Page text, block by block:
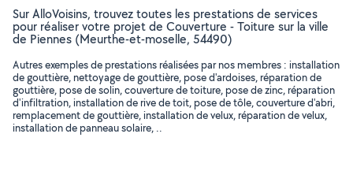
Sur AlloVoisins, trouvez toutes les prestations de services
pour réaliser votre projet de Couverture - Toiture sur la ville
de Piennes (Meurthe-et-moselle, 54490)
Autres exemples de prestations réalisées par nos membres : installation
de gouttière, nettoyage de gouttière, pose d'ardoises, réparation de
gouttière, pose de solin, couverture de toiture, pose de zinc, réparation
d'infiltration, installation de rive de toit, pose de tôle, couverture d'abri,
remplacement de gouttière, installation de velux, réparation de velux,
installation de panneau solaire, ..